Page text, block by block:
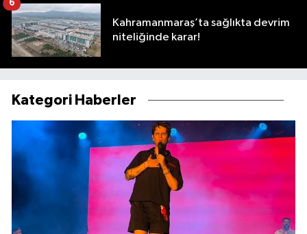
Kahramanmaraş’ta sağlıkta devrim
niteliğinde karar!
6
Kategori Haberler